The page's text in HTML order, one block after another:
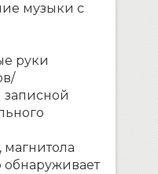
музыки с
руки
магнитола
обнаруживает